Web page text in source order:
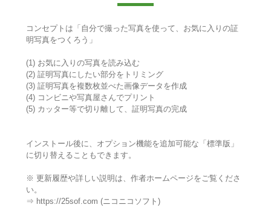
コンセプトは「自分で撮った写真を使って、お気に入りの証
明写真をつくろう」
(1) お気に入りの写真を読み込む
(2) 証明写真にしたい部分をトリミング
(3) 証明写真を複数枚並べた画像データを作成
(4) コンビニや写真屋さんでプリント
(5) カッター等で切り離して、証明写真の完成
インストール後に、オプション機能を追加可能な「標準版」
に切り替えることもできます。
※ 更新履歴や詳しい説明は、作者ホームページをご覧くださ
い。
⇒ https://25sof.com (ニコニコソフト)